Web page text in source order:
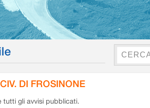
DI FROSINONE
tutti gli avvisi pubblicati.